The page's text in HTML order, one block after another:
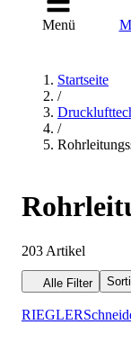
Menü
Startseite
/
/
203 Artikel
Alle Filter
RIEGLER